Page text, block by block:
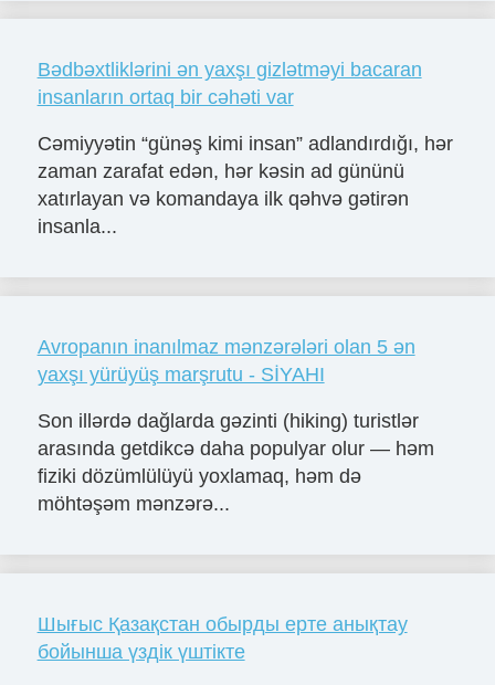
Bədbəxtliklərini ən yaxşı gizlətməyi bacaran
insanların ortaq bir cəhəti var
Cəmiyyətin “günəş kimi insan” adlandırdığı, hər
zaman zarafat edən, hər kəsin ad gününü
xatırlayan və komandaya ilk qəhvə gətirən
insanla...
Avropanın inanılmaz mənzərələri olan 5 ən
yaxşı yürüyüş marşrutu - SİYAHI
Son illərdə dağlarda gəzinti (hiking) turistlər
arasında getdikcə daha populyar olur — həm
fiziki dözümlülüyü yoxlamaq, həm də
möhtəşəm mənzərə...
Шығыс Қазақстан обырды ерте анықтау
бойынша үздік үштікте